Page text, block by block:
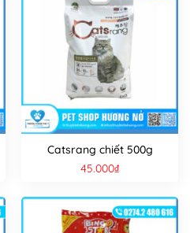
Catsrang chiết 500g
45.000₫